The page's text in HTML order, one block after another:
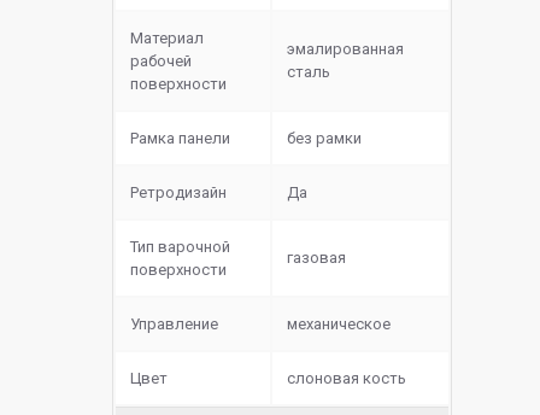
Материал
рабочей
поверхности
эмалированная
сталь
Рамка панели без рамки
Ретродизайн Да
Тип варочной
поверхности
газовая
Управление механическое
Цвет слоновая кость